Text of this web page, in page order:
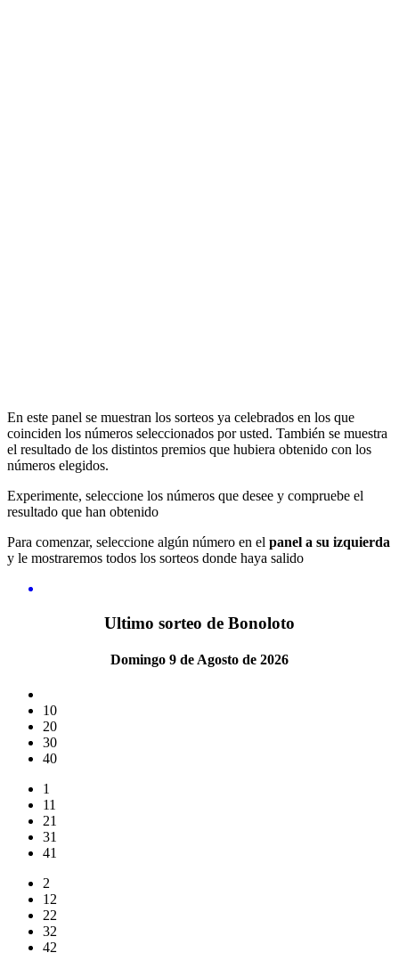
En este panel se muestran los sorteos ya celebrados en los que
coinciden los números seleccionados por usted. También se muestra
el resultado de los distintos premios que hubiera obtenido con los
números elegidos.
Experimente, seleccione los números que desee y compruebe el
resultado que han obtenido
Para comenzar, seleccione algún número en el panel a su izquierda
y le mostraremos todos los sorteos donde haya salido
Ultimo sorteo de Bonoloto
Domingo 9 de Agosto de 2026
10
20
30
40
1
11
21
31
41
2
12
22
32
42